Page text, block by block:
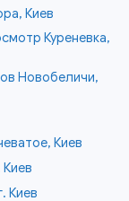
Киев
Куреневка,
Новобеличи,
Киев
Киев